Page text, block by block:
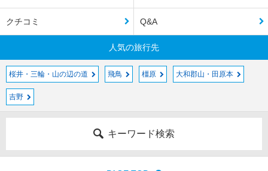
クチコミ Q&A
人気の旅行先
桜井・三輪・山の辺の道 飛鳥 橿原 大和郡山・田原本
吉野
キーワード検索